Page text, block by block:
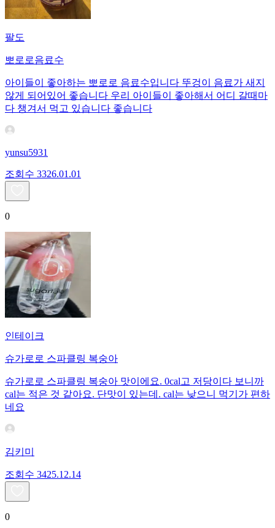
팔도
뽀로로음료수
아이들이 좋아하는 뽀로로 음료수입니다 뚜겅이 음료가 새지
않게 되어있어 좋습니다 우리 아이들이 좋아해서 어디 갈때마
다 챙겨서 먹고 있습니다 좋습니다
yunsu5931
조회수 3326.01.01
0
인테이크
슈가로로 스파클링 복숭아
슈가로로 스파클링 복숭아 맛이에요. 0cal고 저당이다 보니까
cal는 적은 것 같아요. 단맛이 있는데. cal는 낮으니 먹기가 편하
네요
김키미
조회수 3425.12.14
0